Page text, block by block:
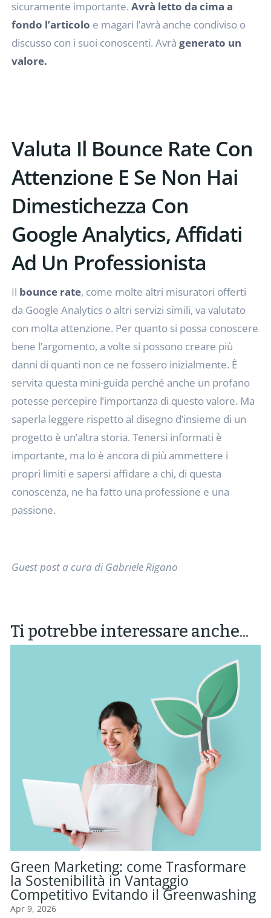
sicuramente importante.Avrà letto da cima a
fondo l’articolo e magari l’avrà anche condiviso o
discusso con i suoi conoscenti. Avràgenerato un
valore.
Valuta Il Bounce Rate Con
Attenzione E Se Non Hai
Dimestichezza Con
Google Analytics, Affidati
Ad Un Professionista
Il bounce rate, come molte altri misuratori offerti
da Google Analytics o altri servizi simili, va valutato
con molta attenzione. Per quanto si possa conoscere
bene l’argomento, a volte si possono creare più
danni di quanti non ce ne fossero inizialmente. È
servita questa mini-guida perché anche un profano
potesse percepire l’importanza di questo valore. Ma
saperla leggere rispetto al disegno d’insieme di un
progetto è un’altra storia. Tenersi informati è
importante, ma lo è ancora di più ammettere i
propri limiti e sapersi affidare a chi, di questa
conoscenza, ne ha fatto una professione e una
passione.
Guest post a cura di Gabriele Rigano
Ti potrebbe interessare anche...
Green Marketing: come Trasformare
la Sostenibilità in Vantaggio
Competitivo Evitando il Greenwashing
Apr 9, 2026